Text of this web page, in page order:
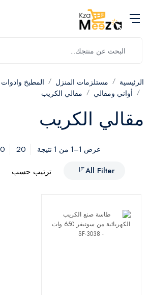
الرئيسية مستلزمات المنزل المطبخ
أواني ومقالي
مقالي الكريب
مقالي الكريب
عرض 1–1 من 1 نتيجة 20
All Filter
ترتيب حسب